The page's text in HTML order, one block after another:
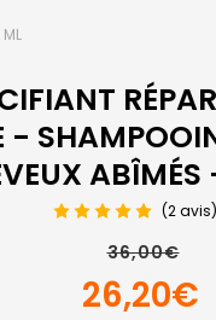
-
(2 avis)
36,00€
26,20€